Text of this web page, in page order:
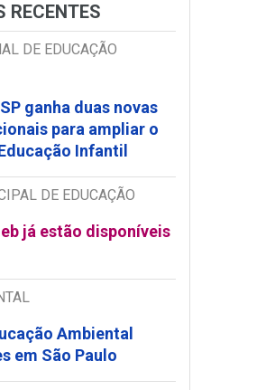
RECENTES
DE EDUCAÇÃO
ganha duas novas
para ampliar o
Infantil
DE EDUCAÇÃO
já estão disponíveis
Ambiental
em São Paulo